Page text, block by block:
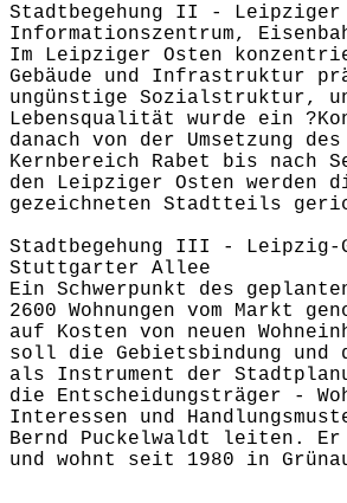
Stadtbegehung II - Leipziger
Informationszentrum,
Im Leipziger Osten
Gebäude und Infrastruktur
ungünstige Sozialstruktur,
Lebensqualität wurde ein
danach von der Umsetzung
Kernbereich Rabet bis nach
den Leipziger Osten werden
gezeichneten Stadtteils
Stadtbegehung III - Leipzig-
Stuttgarter Allee
Ein Schwerpunkt des
2600 Wohnungen vom Markt
auf Kosten von neuen
soll die Gebietsbindung und
als Instrument der
die Entscheidungsträger -
Interessen und
Bernd Puckelwaldt leiten. Er
und wohnt seit 1980 in